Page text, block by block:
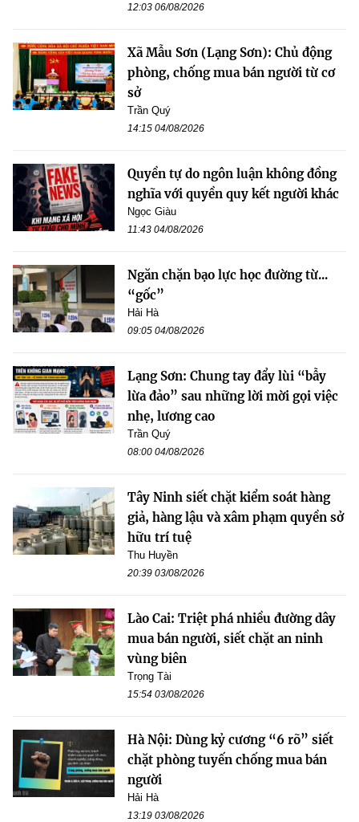
12:03 06/08/2026
Xã Mẫu Sơn (Lạng Sơn): Chủ động
phòng, chống mua bán người từ cơ
sở
Trần Quý
14:15 04/08/2026
Quyền tự do ngôn luận không đồng
nghĩa với quyền quy kết người khác
Ngọc Giàu
11:43 04/08/2026
Ngăn chặn bạo lực học đường từ...
“gốc”
Hải Hà
09:05 04/08/2026
Lạng Sơn: Chung tay đẩy lùi “bẫy
lừa đảo” sau những lời mời gọi việc
nhẹ, lương cao
Trần Quý
08:00 04/08/2026
Tây Ninh siết chặt kiểm soát hàng
giả, hàng lậu và xâm phạm quyền sở
hữu trí tuệ
Thu Huyền
20:39 03/08/2026
Lào Cai: Triệt phá nhiều đường dây
mua bán người, siết chặt an ninh
vùng biên
Trọng Tài
15:54 03/08/2026
Hà Nội: Dùng kỷ cương “6 rõ” siết
chặt phòng tuyến chống mua bán
người
Hải Hà
13:19 03/08/2026